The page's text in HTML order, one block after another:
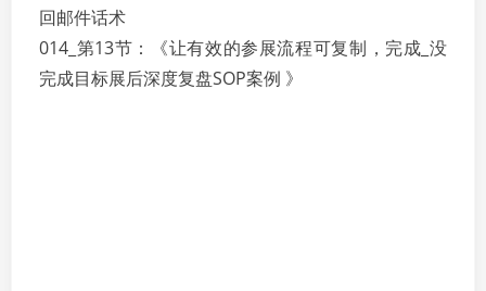
回邮件话术
014_第13节：《让有效的参展流程可复制，完成_没
完成目标展后深度复盘SOP案例 》